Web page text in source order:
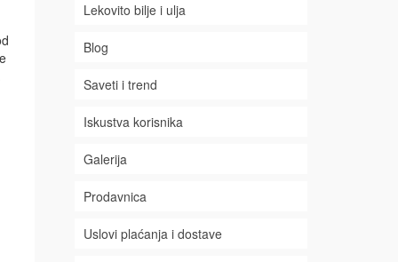
Lekovito bilje i ulja
Blog
Saveti i trend
Iskustva korisnika
Galerija
Prodavnica
Uslovi plaćanja i dostave